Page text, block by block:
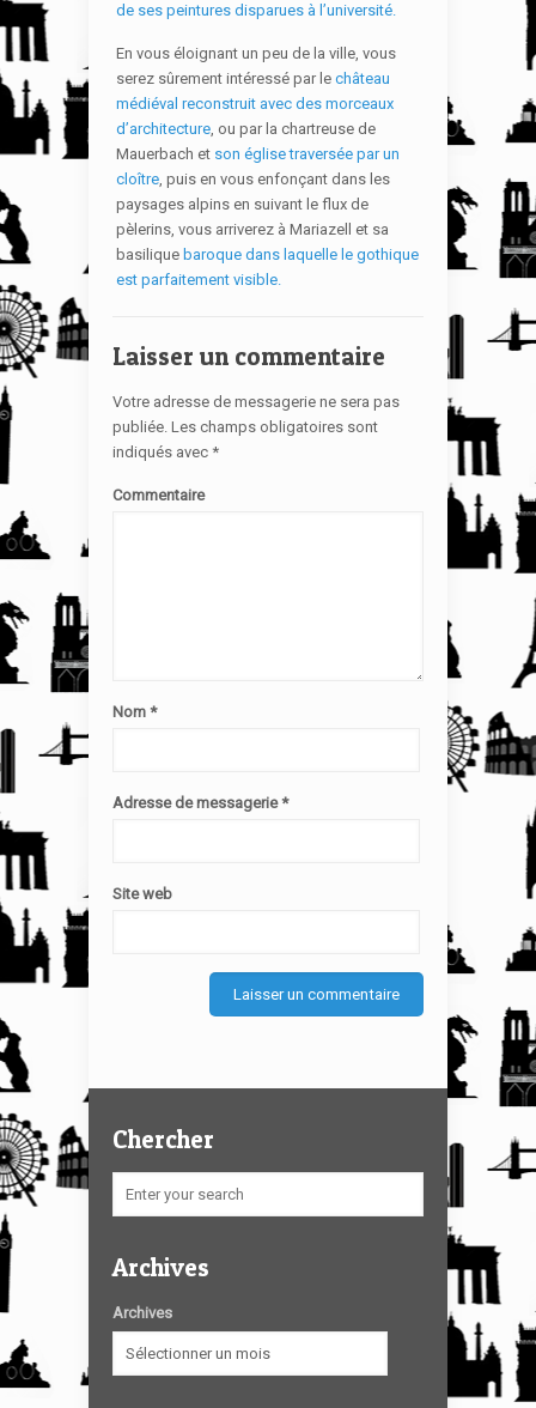
de ses peintures disparues à l’université.
En vous éloignant un peu de la ville, vous
serez sûrement intéressé par le château
médiéval reconstruit avec des morceaux
d’architecture, ou par la chartreuse de
Mauerbach et son église traversée par un
cloître, puis en vous enfonçant dans les
paysages alpins en suivant le flux de
pèlerins, vous arriverez à Mariazell et sa
basilique baroque dans laquelle le gothique
est parfaitement visible.
Laisser un commentaire
Votre adresse de messagerie ne sera pas
publiée. Les champs obligatoires sont
indiqués avec *
Commentaire
Nom *
Adresse de messagerie*
Site web
Chercher
Archives
Archives